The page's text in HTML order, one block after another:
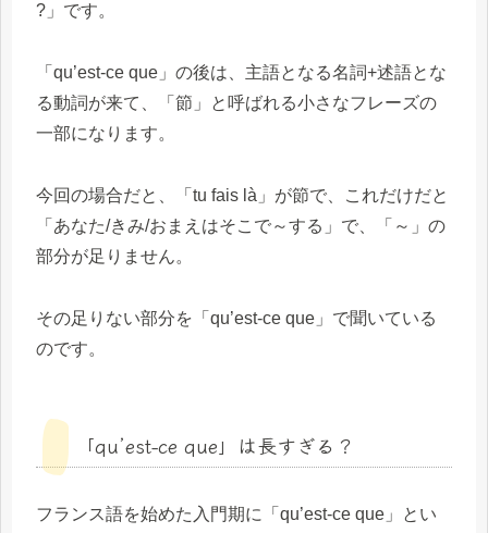
?」です。
「qu’est-ce que」の後は、主語となる名詞+述語とな
る動詞が来て、「節」と呼ばれる小さなフレーズの
一部になります。
今回の場合だと、「tu fais là」が節で、これだけだと
「あなた/きみ/おまえはそこで～する」で、「～」の
部分が足りません。
その足りない部分を「qu’est-ce que」で聞いている
のです。
「qu’est-ce que」は長すぎる？
フランス語を始めた入門期に「qu’est-ce que」とい